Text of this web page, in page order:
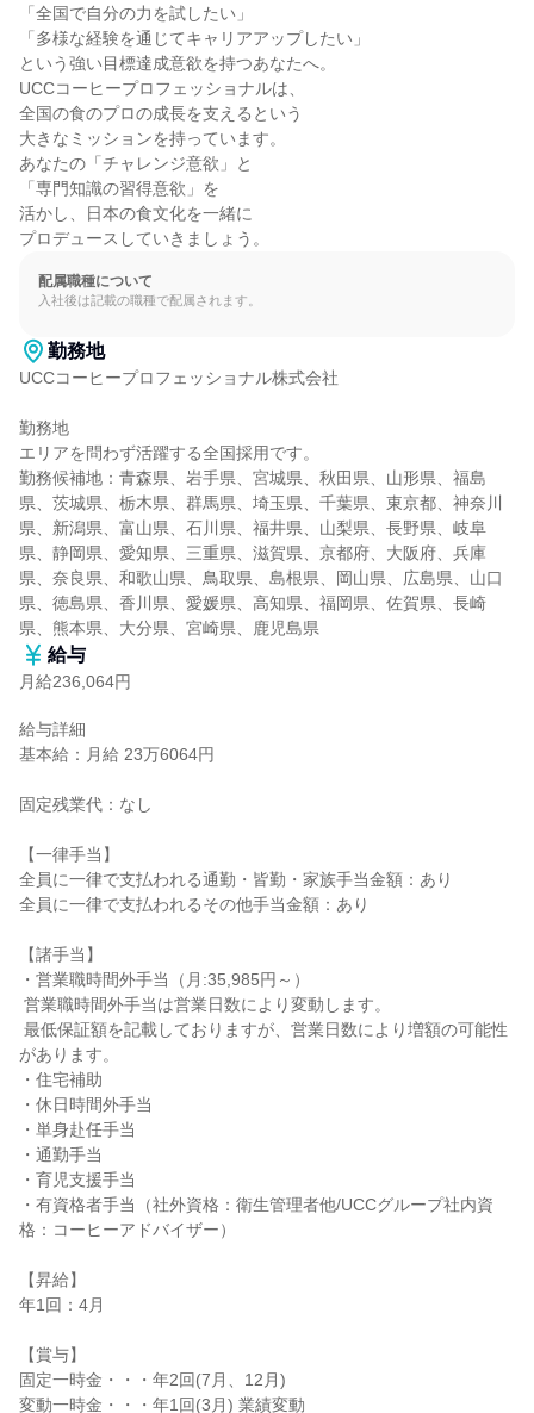
「全国で自分の力を試したい」
「多様な経験を通じてキャリアアップしたい」
という強い目標達成意欲を持つあなたへ。
UCCコーヒープロフェッショナルは、
全国の食のプロの成長を支えるという
大きなミッションを持っています。
あなたの「チャレンジ意欲」と
「専門知識の習得意欲」を
活かし、日本の食文化を一緒に
プロデュースしていきましょう。
配属職種について
入社後は記載の職種で配属されます。
勤務地
UCCコーヒープロフェッショナル株式会社
勤務地
エリアを問わず活躍する全国採用です。
勤務候補地：青森県、岩手県、宮城県、秋田県、山形県、福島
県、茨城県、栃木県、群馬県、埼玉県、千葉県、東京都、神奈川
県、新潟県、富山県、石川県、福井県、山梨県、長野県、岐阜
県、静岡県、愛知県、三重県、滋賀県、京都府、大阪府、兵庫
県、奈良県、和歌山県、鳥取県、島根県、岡山県、広島県、山口
県、徳島県、香川県、愛媛県、高知県、福岡県、佐賀県、長崎
県、熊本県、大分県、宮崎県、鹿児島県
給与
月給236,064円
給与詳細
基本給：月給 23万6064円
固定残業代：なし
【一律手当】
全員に一律で支払われる通勤・皆勤・家族手当金額：あり
全員に一律で支払われるその他手当金額：あり
【諸手当】
・営業職時間外手当（月:35,985円～）
があります。
・住宅補助
・休日時間外手当
・単身赴任手当
・通勤手当
・育児支援手当
・有資格者手当（社外資格：衛生管理者他/UCCグループ社内資
格：コーヒーアドバイザー）
【昇給】
年1回：4月
【賞与】
固定一時金・・・年2回(7月、12月)
変動一時金・・・年1回(3月) 業績変動